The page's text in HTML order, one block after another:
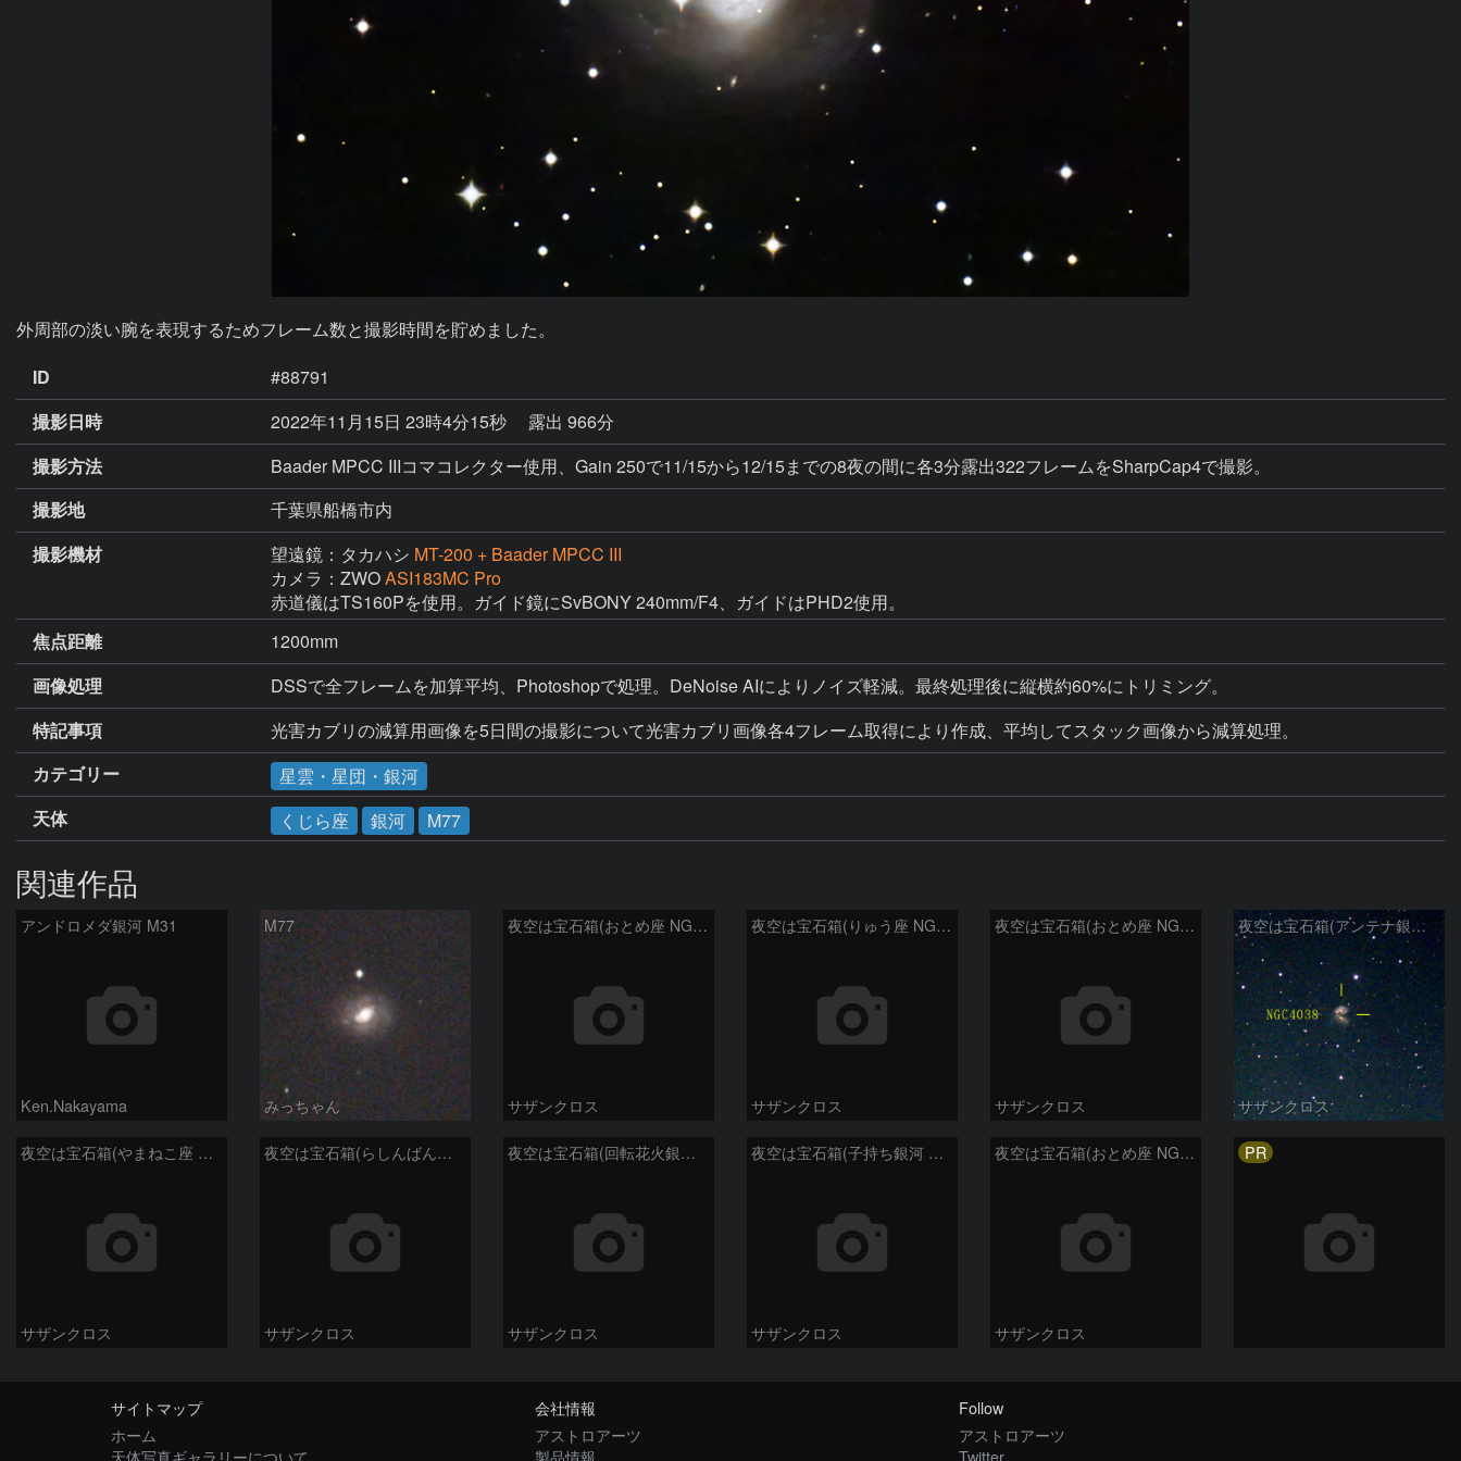
外周部の淡い腕を表現するためフレーム数と撮影時間を貯めました。
ID
#88791
撮影日時
2022年11月15日 23時4分15秒
露出 966分
撮影方法
Baader MPCC IIIコマコレクター使用、Gain 250で11/15から12/15までの8夜の間に各3分露出322フレームをSharpCap4で撮影。
撮影地
千葉県船橋市内
撮影機材
望遠鏡：タカハシ MT-200 + Baader MPCC III
カメラ：ZWOASI183MC Pro
赤道儀はTS160Pを使用。ガイド鏡にSvBONY 240mm/F4、ガイドはPHD2使用。
焦点距離
1200mm
画像処理
DSSで全フレームを加算平均、Photoshopで処理。DeNoise AIによりノイズ軽減。最終処理後に縦横約60%にトリミング。
特記事項
光害カブリの減算用画像を5日間の撮影について光害カブリ画像各4フレーム取得により作成、平均してスタック画像から減算処理。
カテゴリー
星雲・星団・銀河
天体
くじら座 銀河 M77
関連作品
アンドロメダ銀河 M31
Ken.Nakayama
M77
みっちゃん
夜空は宝石箱(おとめ座 NGC5566) Seestar50
サザンクロス
夜空は宝石箱(りゅう座 NGC6503) Seestar50
サザンクロス
夜空は宝石箱(おとめ座 NGC5746) Seestar50
サザンクロス
夜空は宝石箱(アンテナ銀河 NGC4038) Seestar50
サザンクロス
夜空は宝石箱(やまねこ座 NGC2683) Seestar50
サザンクロス
夜空は宝石箱(らしんばん座 NGC2613) Seestar50
サザンクロス
夜空は宝石箱(回転花火銀河 M101) Seestar50
サザンクロス
夜空は宝石箱(子持ち銀河 M51) Seestar50
サザンクロス
夜空は宝石箱(おとめ座 NGC5746) Seestar50
サザンクロス
PR
サイトマップ
ホーム
天体写真ギャラリーについて
会社情報
アストロアーツ
製品情報
Follow
アストロアーツ
Twitter